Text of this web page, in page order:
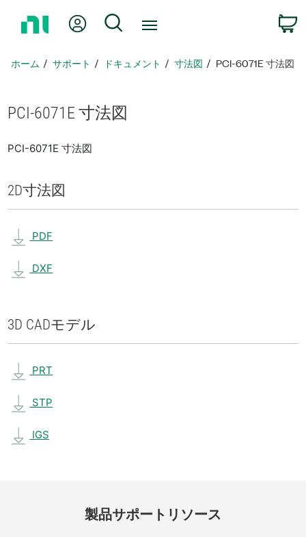
ペ
に
戻
Myアカウント
検索
ホーム サポート ドキュメント 寸法図 PCI-6071E 寸法図
PCI-6071E 寸法図
PCI-6071E 寸法図
2D寸法図
PDF
DXF
3D CADモデル
PRT
STP
IGS
製品サポート リソース